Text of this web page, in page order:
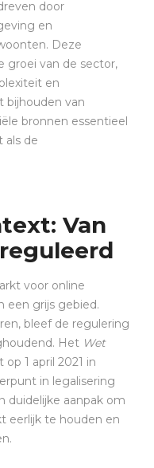
door
en
Deze
groei van de sector,
en
bijhouden van
bronnen essentieel
als de
Van
voor online
een grijs gebied.
bleef de regulering
Het Wet
op 1 april 2021 in
in legalisering
duidelijke aanpak om
eerlijk te houden en